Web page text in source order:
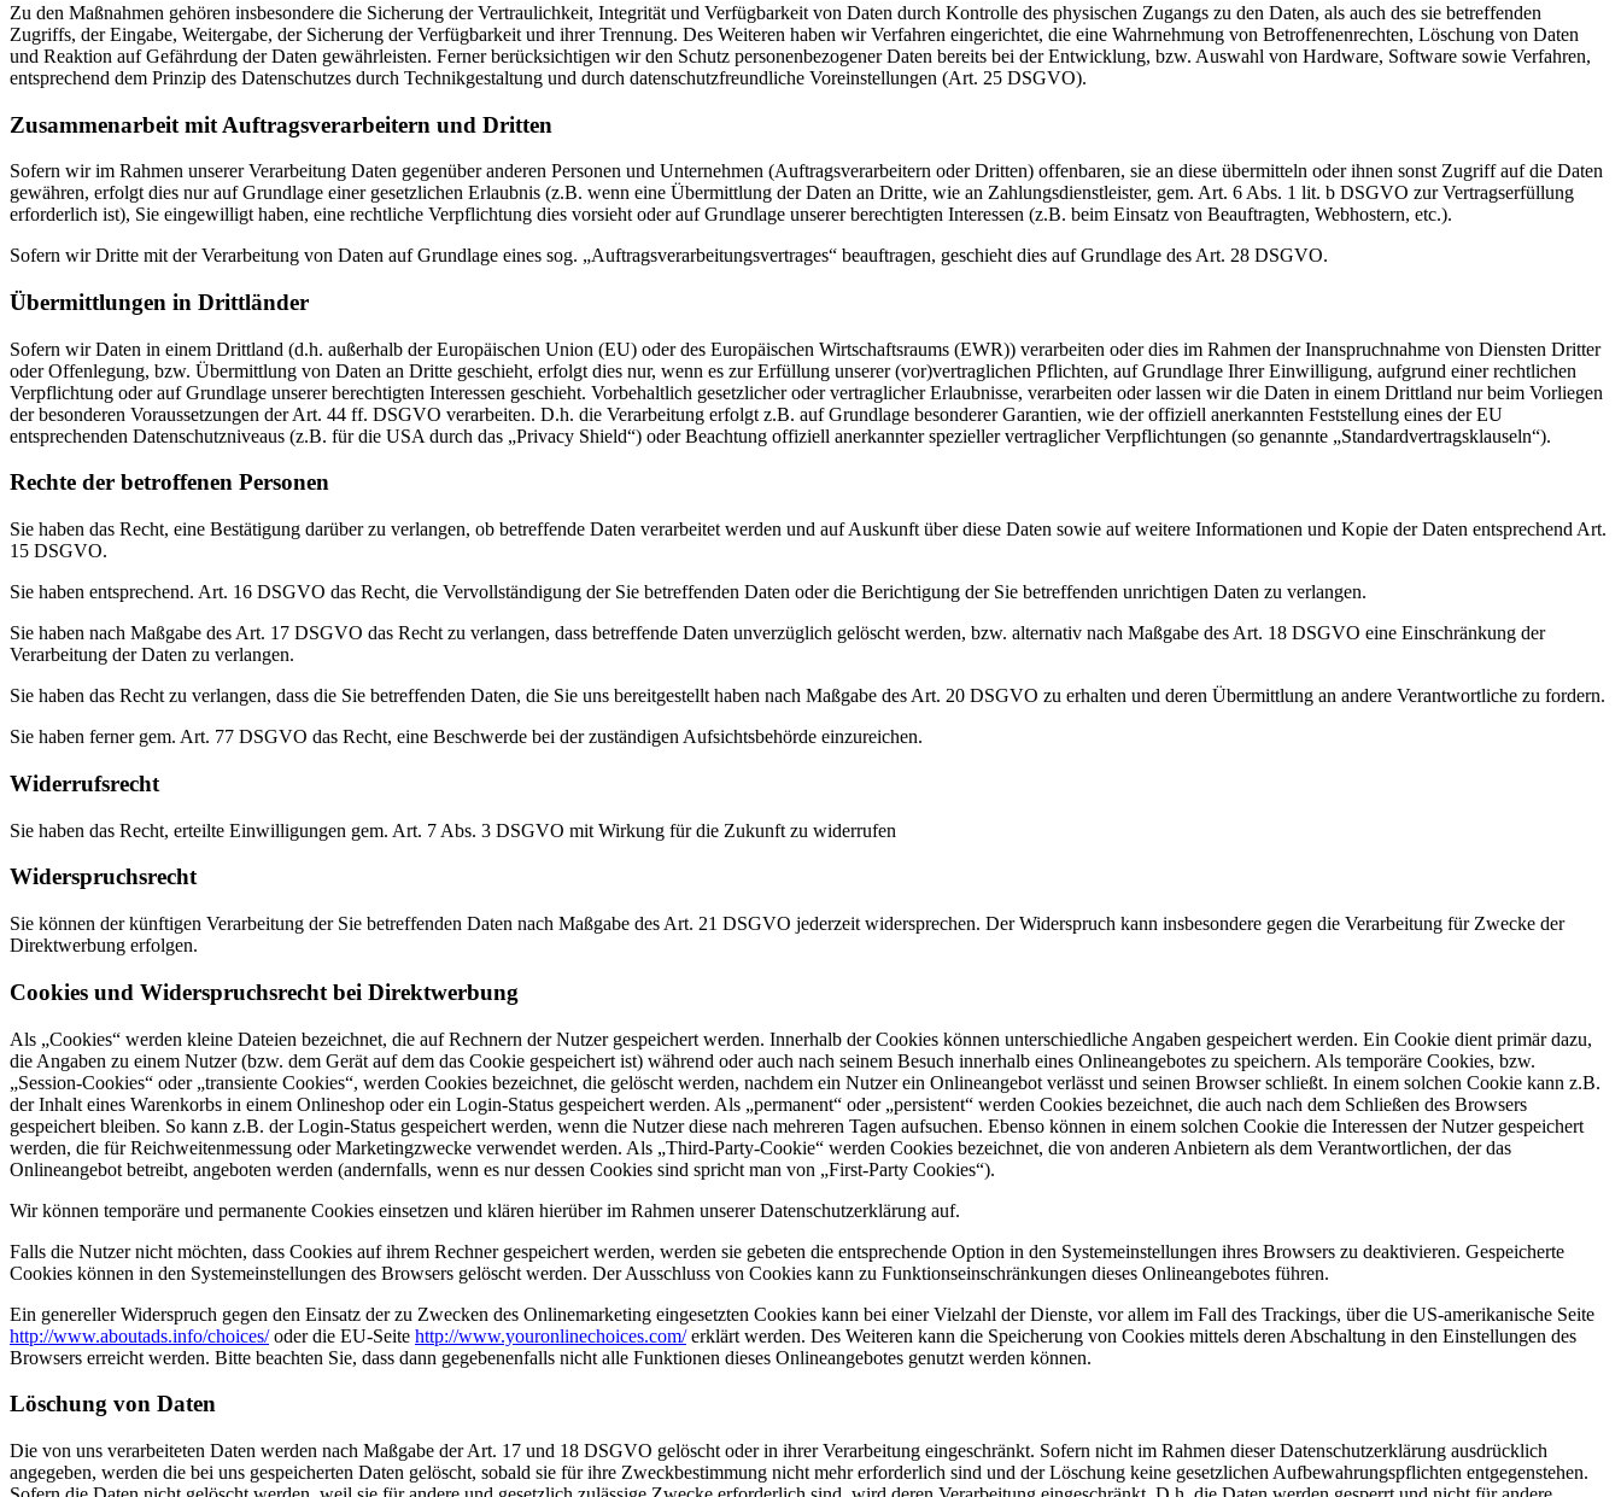
Zu den Maßnahmen gehören insbesondere die Sicherung der Vertraulichkeit, Integrität und Verfügbarkeit von Daten durch Kontrolle des physischen Zugangs zu den Daten, als auch des sie betreffenden
Zugriffs, der Eingabe, Weitergabe, der Sicherung der Verfügbarkeit und ihrer Trennung. Des Weiteren haben wir Verfahren eingerichtet, die eine Wahrnehmung von Betroffenenrechten, Löschung von Daten
und Reaktion auf Gefährdung der Daten gewährleisten. Ferner berücksichtigen wir den Schutz personenbezogener Daten bereits bei der Entwicklung, bzw. Auswahl von Hardware, Software sowie Verfahren,
entsprechend dem Prinzip des Datenschutzes durch Technikgestaltung und durch datenschutzfreundliche Voreinstellungen (Art. 25 DSGVO).
Zusammenarbeit mit Auftragsverarbeitern und Dritten
Sofern wir im Rahmen unserer Verarbeitung Daten gegenüber anderen Personen und Unternehmen (Auftragsverarbeitern oder Dritten) offenbaren, sie an diese übermitteln oder ihnen sonst Zugriff auf die Daten
gewähren, erfolgt dies nur auf Grundlage einer gesetzlichen Erlaubnis (z.B. wenn eine Übermittlung der Daten an Dritte, wie an Zahlungsdienstleister, gem. Art. 6 Abs. 1 lit. b DSGVO zur Vertragserfüllung
erforderlich ist), Sie eingewilligt haben, eine rechtliche Verpflichtung dies vorsieht oder auf Grundlage unserer berechtigten Interessen (z.B. beim Einsatz von Beauftragten, Webhostern, etc.).
Sofern wir Dritte mit der Verarbeitung von Daten auf Grundlage eines sog. „Auftragsverarbeitungsvertrages“ beauftragen, geschieht dies auf Grundlage des Art. 28 DSGVO.
Übermittlungen in Drittländer
Sofern wir Daten in einem Drittland (d.h. außerhalb der Europäischen Union (EU) oder des Europäischen Wirtschaftsraums (EWR)) verarbeiten oder dies im Rahmen der Inanspruchnahme von Diensten Dritter
oder Offenlegung, bzw. Übermittlung von Daten an Dritte geschieht, erfolgt dies nur, wenn es zur Erfüllung unserer (vor)vertraglichen Pflichten, auf Grundlage Ihrer Einwilligung, aufgrund einer rechtlichen
Verpflichtung oder auf Grundlage unserer berechtigten Interessen geschieht. Vorbehaltlich gesetzlicher oder vertraglicher Erlaubnisse, verarbeiten oder lassen wir die Daten in einem Drittland nur beim Vorliegen
der besonderen Voraussetzungen der Art. 44 ff. DSGVO verarbeiten. D.h. die Verarbeitung erfolgt z.B. auf Grundlage besonderer Garantien, wie der offiziell anerkannten Feststellung eines der EU
entsprechenden Datenschutzniveaus (z.B. für die USA durch das „Privacy Shield“) oder Beachtung offiziell anerkannter spezieller vertraglicher Verpflichtungen (so genannte „Standardvertragsklauseln“).
Rechte der betroffenen Personen
Sie haben das Recht, eine Bestätigung darüber zu verlangen, ob betreffende Daten verarbeitet werden und auf Auskunft über diese Daten sowie auf weitere Informationen und Kopie der Daten entsprechend Art.
15 DSGVO.
Sie haben entsprechend. Art. 16 DSGVO das Recht, die Vervollständigung der Sie betreffenden Daten oder die Berichtigung der Sie betreffenden unrichtigen Daten zu verlangen.
Sie haben nach Maßgabe des Art. 17 DSGVO das Recht zu verlangen, dass betreffende Daten unverzüglich gelöscht werden, bzw. alternativ nach Maßgabe des Art. 18 DSGVO eine Einschränkung der
Verarbeitung der Daten zu verlangen.
Sie haben das Recht zu verlangen, dass die Sie betreffenden Daten, die Sie uns bereitgestellt haben nach Maßgabe des Art. 20 DSGVO zu erhalten und deren Übermittlung an andere Verantwortliche zu fordern.
Sie haben ferner gem. Art. 77 DSGVO das Recht, eine Beschwerde bei der zuständigen Aufsichtsbehörde einzureichen.
Widerrufsrecht
Sie haben das Recht, erteilte Einwilligungen gem. Art. 7 Abs. 3 DSGVO mit Wirkung für die Zukunft zu widerrufen
Widerspruchsrecht
Sie können der künftigen Verarbeitung der Sie betreffenden Daten nach Maßgabe des Art. 21 DSGVO jederzeit widersprechen. Der Widerspruch kann insbesondere gegen die Verarbeitung für Zwecke der
Direktwerbung erfolgen.
Cookies und Widerspruchsrecht bei Direktwerbung
Als „Cookies“ werden kleine Dateien bezeichnet, die auf Rechnern der Nutzer gespeichert werden. Innerhalb der Cookies können unterschiedliche Angaben gespeichert werden. Ein Cookie dient primär dazu,
die Angaben zu einem Nutzer (bzw. dem Gerät auf dem das Cookie gespeichert ist) während oder auch nach seinem Besuch innerhalb eines Onlineangebotes zu speichern. Als temporäre Cookies, bzw.
„Session-Cookies“ oder „transiente Cookies“, werden Cookies bezeichnet, die gelöscht werden, nachdem ein Nutzer ein Onlineangebot verlässt und seinen Browser schließt. In einem solchen Cookie kann z.B.
der Inhalt eines Warenkorbs in einem Onlineshop oder ein Login-Status gespeichert werden. Als „permanent“ oder „persistent“ werden Cookies bezeichnet, die auch nach dem Schließen des Browsers
gespeichert bleiben. So kann z.B. der Login-Status gespeichert werden, wenn die Nutzer diese nach mehreren Tagen aufsuchen. Ebenso können in einem solchen Cookie die Interessen der Nutzer gespeichert
werden, die für Reichweitenmessung oder Marketingzwecke verwendet werden. Als „Third-Party-Cookie“ werden Cookies bezeichnet, die von anderen Anbietern als dem Verantwortlichen, der das
Onlineangebot betreibt, angeboten werden (andernfalls, wenn es nur dessen Cookies sind spricht man von „First-Party Cookies“).
Wir können temporäre und permanente Cookies einsetzen und klären hierüber im Rahmen unserer Datenschutzerklärung auf.
Falls die Nutzer nicht möchten, dass Cookies auf ihrem Rechner gespeichert werden, werden sie gebeten die entsprechende Option in den Systemeinstellungen ihres Browsers zu deaktivieren. Gespeicherte
Cookies können in den Systemeinstellungen des Browsers gelöscht werden. Der Ausschluss von Cookies kann zu Funktionseinschränkungen dieses Onlineangebotes führen.
Ein genereller Widerspruch gegen den Einsatz der zu Zwecken des Onlinemarketing eingesetzten Cookies kann bei einer Vielzahl der Dienste, vor allem im Fall des Trackings, über die US-amerikanische Seite
http://www.aboutads.info/choices/oder die EU-Seite http://www.youronlinechoices.com/erklärt werden. Des Weiteren kann die Speicherung von Cookies mittels deren Abschaltung in den Einstellungen des
Browsers erreicht werden. Bitte beachten Sie, dass dann gegebenenfalls nicht alle Funktionen dieses Onlineangebotes genutzt werden können.
Löschung von Daten
Die von uns verarbeiteten Daten werden nach Maßgabe der Art. 17 und 18 DSGVO gelöscht oder in ihrer Verarbeitung eingeschränkt. Sofern nicht im Rahmen dieser Datenschutzerklärung ausdrücklich
angegeben, werden die bei uns gespeicherten Daten gelöscht, sobald sie für ihre Zweckbestimmung nicht mehr erforderlich sind und der Löschung keine gesetzlichen Aufbewahrungspflichten entgegenstehen.